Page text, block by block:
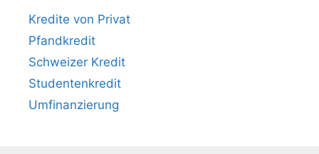
Kredite von Privat
Pfandkredit
Schweizer Kredit
Studentenkredit
Umfinanzierung